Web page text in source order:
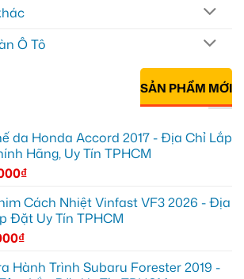
Ô Tô
SẢN PHẨM MỚI
da Honda Accord 2017 - Địa Chỉ Lắp
Hãng, Uy Tín TPHCM
₫
Cách Nhiệt Vinfast VF3 2026 - Địa
Đặt Uy Tín TPHCM
₫
Hành Trình Subaru Forester 2019 -